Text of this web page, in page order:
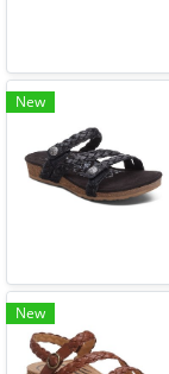
New
New